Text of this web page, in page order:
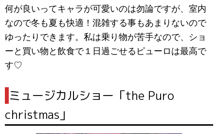
何が良いってキャラが可愛いのは勿論ですが、室内
なので冬も夏も快適！混雑する事もあまりないので
ゆったりできます。私は乗り物が苦手なので、ショ
ーと買い物と飲食で１日過ごせるピューロは最高で
す♡
ミュージカルショー「the Puro
christmas」